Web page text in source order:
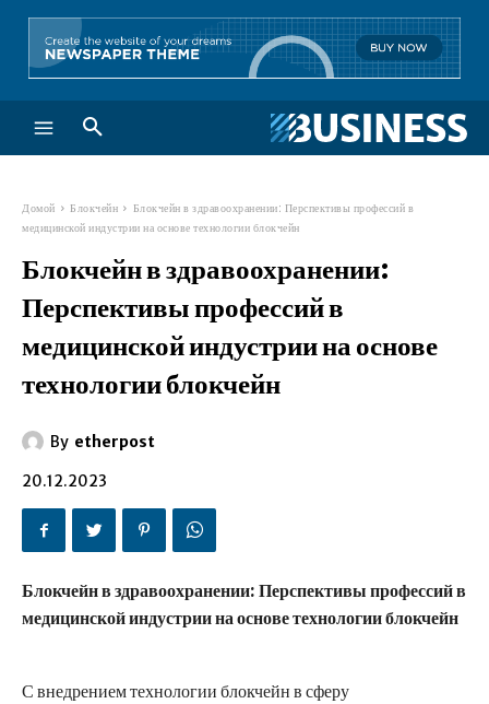
Домой Блокчейн
Блокчейн в здравоохранении: Перспективы профессий в
медицинской индустрии на основе технологии блокчейн
Блокчейн в здравоохранении:
Перспективы профессий в
медицинской индустрии на основе
технологии блокчейн
By etherpost
20.12.2023
Блокчейн в здравоохранении: Перспективы профессий в
медицинской индустрии на основе технологии блокчейн
С внедрением технологии блокчейн в сферу